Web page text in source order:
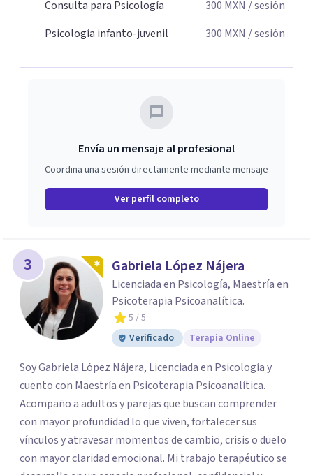
Consulta para Psicología
300 MXN / sesión
Psicología infanto-juvenil
300 MXN / sesión
Envía un mensaje al profesional
Coordina una sesión directamente mediante mensaje
Ver perfil completo
3 Gabriela López Nájera
Licenciada en Psicología, Maestría en
Psicoterapia Psicoanalítica.
5 / 5
Verificado
Terapia Online
Soy Gabriela López Nájera, Licenciada en Psicología y
cuento con Maestría en Psicoterapia Psicoanalítica.
Acompaño a adultos y parejas que buscan comprender
con mayor profundidad lo que viven, fortalecer sus
vínculos y atravesar momentos de cambio, crisis o duelo
con mayor claridad emocional. Mi trabajo terapéutico se